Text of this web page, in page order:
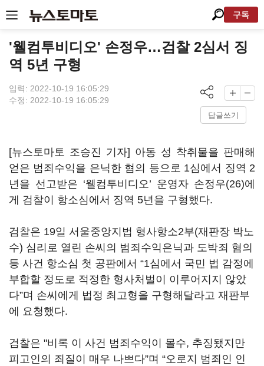
구독
'웰컴투비디오' 손정우…검찰 2심서 징
역 5년 구형
입력: 2022-10-19 16:05:29
수정: 2022-10-19 16:05:29
답글쓰기
[뉴스토마토 조승진 기자] 아동 성 착취물을 판매해
얻은 범죄수익을 은닉한 혐의 등으로 1심에서 징역 2
년을 선고받은 ‘웰컴투비디오’ 운영자 손정우(26)에
게 검찰이 항소심에서 징역 5년을 구형했다.
검찰은 19일 서울중앙지법 형사항소2부(재판장 박노
수) 심리로 열린 손씨의 범죄수익은닉과 도박죄 혐의
등 사건 항소심 첫 공판에서 “1심에서 국민 법 감정에
부합할 정도로 적정한 형사처벌이 이루어지지 않았
다”며 손씨에게 법정 최고형을 구형해달라고 재판부
에 요청했다.
검찰은 "비록 이 사건 범죄수익이 몰수, 추징됐지만
피고인의 죄질이 매우 나쁘다”며 “오로지 범죄인 인